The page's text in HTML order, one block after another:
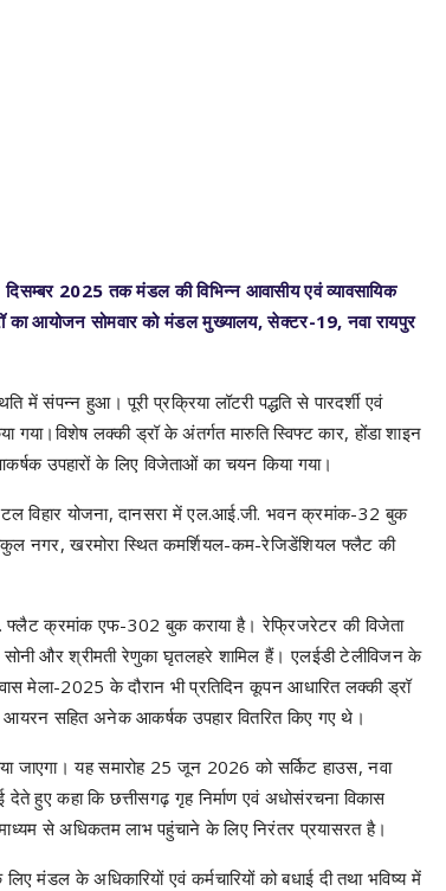
2025 तक मंडल की विभिन्न आवासीय एवं व्यावसायिक
का आयोजन सोमवार को मंडल मुख्यालय, सेक्टर-19, नवा रायपुर
संपन्न हुआ। पूरी प्रक्रिया लॉटरी पद्धति से पारदर्शी एवं
गया।विशेष लक्की ड्रॉ के अंतर्गत मारुति स्विफ्ट कार, होंडा शाइन
उपहारों के लिए विजेताओं का चयन किया गया।
विहार योजना, दानसरा में एल.आई.जी. भवन क्रमांक-32 बुक
नगर, खरमोरा स्थित कमर्शियल-कम-रेजिडेंशियल फ्लैट की
फ्लैट क्रमांक एफ-302 बुक कराया है। रेफ्रिजरेटर की विजेता
और श्रीमती रेणुका घृतलहरे शामिल हैं। एलईडी टेलीविजन के
मेला-2025 के दौरान भी प्रतिदिन कूपन आधारित लक्की ड्रॉ
आयरन सहित अनेक आकर्षक उपहार वितरित किए गए थे।
जाएगा। यह समारोह 25 जून 2026 को सर्किट हाउस, नवा
हुए कहा कि छत्तीसगढ़ गृह निर्माण एवं अधोसंरचना विकास
से अधिकतम लाभ पहुंचाने के लिए निरंतर प्रयासरत है।
मंडल के अधिकारियों एवं कर्मचारियों को बधाई दी तथा भविष्य में